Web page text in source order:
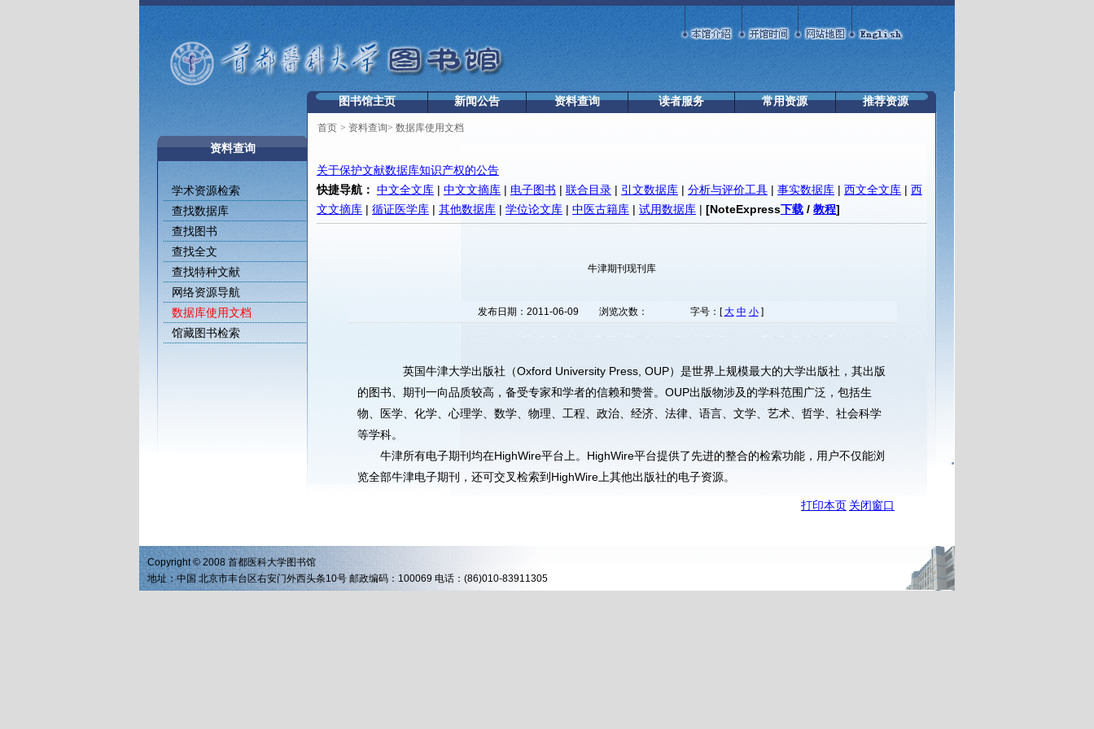
资料查询
学术资源检索
查找数据库
查找图书
查找全文
查找特种文献
网络资源导航
数据库使用文档
馆藏图书检索
图书馆主页 新闻公告 资料查询 读者服务 常用资源 推荐资源
首页 > 资料查询> 数据库使用文档
关于保护文献数据库知识产权的公告
快捷导航： 中文全文库 | 中文文摘库 | 电子图书 | 联合目录 | 引文数据库 | 分析与评价工具 | 事实数据库 | 西文全文库 | 西
文文摘库 | 循证医学库 | 其他数据库 | 学位论文库 | 中医古籍库 | 试用数据库 | [NoteExpress下载 / 教程]
牛津期刊现刊库
发布日期：2011-06-09 浏览次数： 字号：[大 中 小]
英国牛津大学出版社（Oxford University Press, OUP）是世界上规模最大的大学出版社，其出版
的图书、期刊一向品质较高，备受专家和学者的信赖和赞誉。OUP出版物涉及的学科范围广泛，包括生
物、医学、化学、心理学、数学、物理、工程、政治、经济、法律、语言、文学、艺术、哲学、社会科学
等学科。
牛津所有电子期刊均在HighWire平台上。HighWire平台提供了先进的整合的检索功能，用户不仅能浏
览全部牛津电子期刊，还可交叉检索到HighWire上其他出版社的电子资源。
打印本页 关闭窗口
Copyright © 2008 首都医科大学图书馆
地址：中国 北京市丰台区右安门外西头条10号 邮政编码：100069 电话：(86)010-83911305